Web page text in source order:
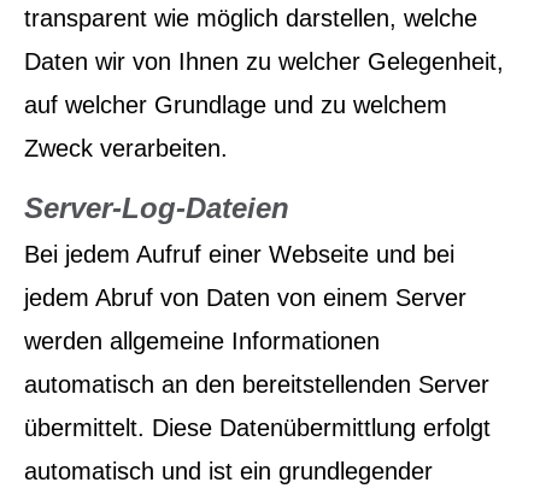
transparent wie möglich darstellen, welche
Daten wir von Ihnen zu welcher Gelegenheit,
auf welcher Grundlage und zu welchem
Zweck verarbeiten.
Server-Log-Dateien
Bei jedem Aufruf einer Webseite und bei
jedem Abruf von Daten von einem Server
werden allgemeine Informationen
automatisch an den bereitstellenden Server
übermittelt. Diese Datenübermittlung erfolgt
automatisch und ist ein grundlegender